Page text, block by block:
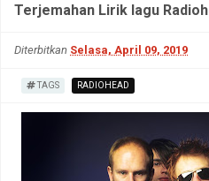
Terjemahan Lirik lagu
Diterbitkan Selasa, April 09, 2019
TAGS RADIOHEAD